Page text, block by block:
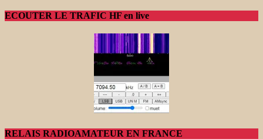
ECOUTER LE TRAFIC HF en live
RELAIS RADIOAMATEUR EN FRANCE